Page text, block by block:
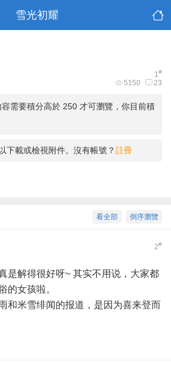
雪光初耀
1#
5150 23
需要積分高於 250 才可瀏覽，你目前積
下載或檢視附件。沒有帳號？註冊
倒序瀏覽
看全部
2#
是解得很好呀~ 其实不用说，大家都
的女孩啦。
和米雪绯闻的报道，是因为喜来登而